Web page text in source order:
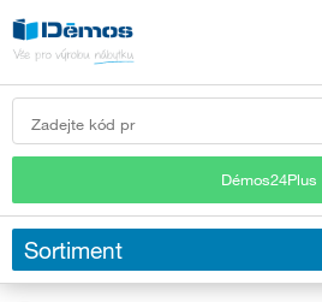
Démos24Plus
Sortiment